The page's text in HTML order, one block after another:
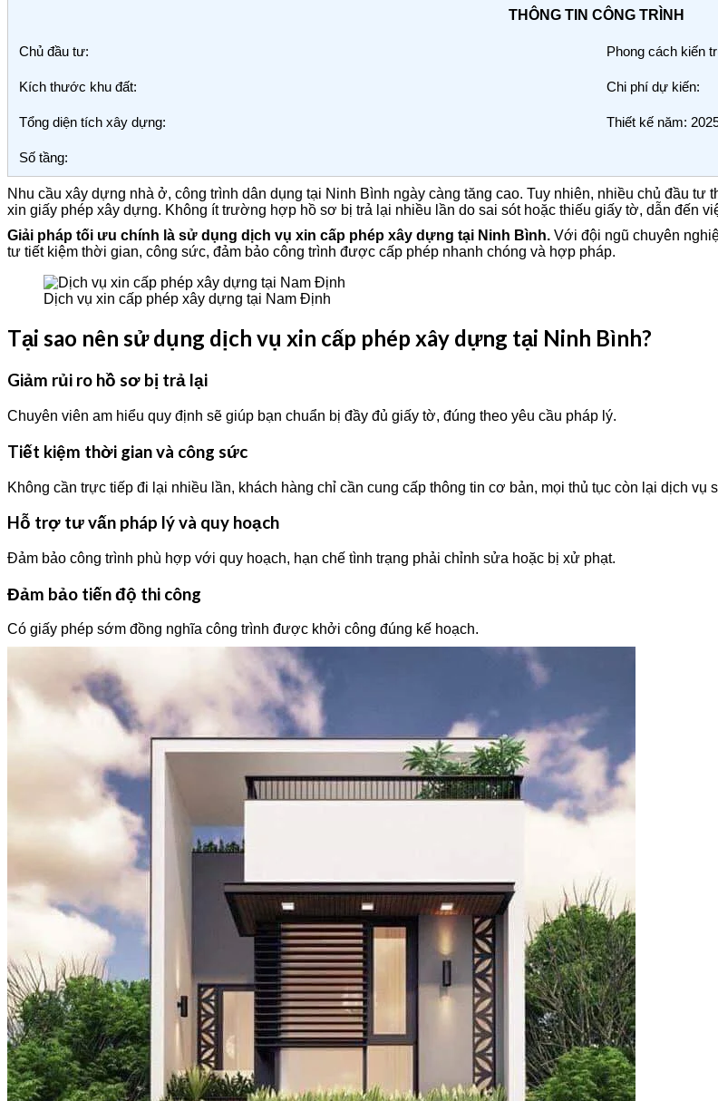
THÔNG TIN CÔNG TRÌNH
Chủ đầu tư: Phong cách kiến
Kích thước khu đất: Chi phí dự kiến:
Tổng diện tích xây dựng: Thiết kế năm:
Số tầng:
Nhu cầu xây dựng nhà ở, công trình dân dụng tại Ninh Bình ngày càng tăng cao. Tuy nhiên, nhiều chủ đầu
xin giấy phép xây dựng. Không ít trường hợp hồ sơ bị trả lại nhiều lần do sai sót hoặc thiếu giấy tờ, dẫn đến
Giải pháp tối ưu chính là sử dụng dịch vụ xin cấp phép xây dựng tại Ninh Bình. Với đội ngũ chuyên
tư tiết kiệm thời gian, công sức, đảm bảo công trình được cấp phép nhanh chóng và hợp pháp.
Dịch vụ xin cấp phép xây dựng tại Nam Định
Tại sao nên sử dụng dịch vụ xin cấp phép xây dựng tại Ninh Bình?
Giảm rủi ro hồ sơ bị trả lại
Chuyên viên am hiểu quy định sẽ giúp bạn chuẩn bị đầy đủ giấy tờ, đúng theo yêu cầu pháp lý.
Tiết kiệm thời gian và công sức
Không cần trực tiếp đi lại nhiều lần, khách hàng chỉ cần cung cấp thông tin cơ bản, mọi thủ tục còn lại dịch vụ
Hỗ trợ tư vấn pháp lý và quy hoạch
Đảm bảo công trình phù hợp với quy hoạch, hạn chế tình trạng phải chỉnh sửa hoặc bị xử phạt.
Đảm bảo tiến độ thi công
Có giấy phép sớm đồng nghĩa công trình được khởi công đúng kế hoạch.